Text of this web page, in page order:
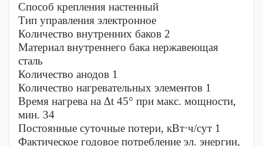
Способ крепления настенный
Тип управления электронное
Количество внутренних баков 2
Материал внутреннего бака нержавеющая
сталь
Количество анодов 1
Количество нагревательных элементов 1
Время нагрева на ∆t 45° при макс. мощности,
мин. 34
Постоянные суточные потери, кВт⋅ч/сут 1
Фактическое годовое потребление эл. энергии,